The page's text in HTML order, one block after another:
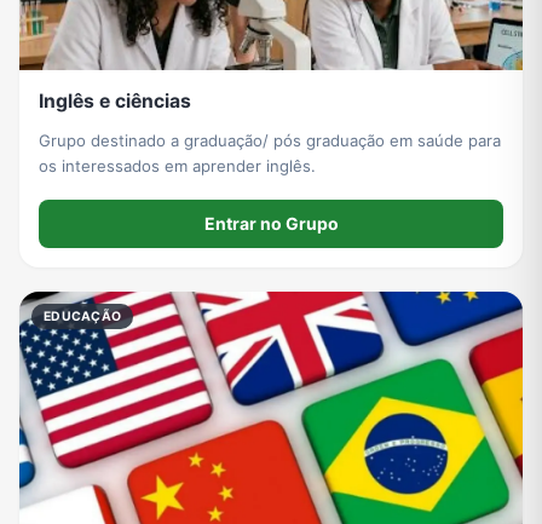
Inglês e ciências
Grupo destinado a graduação/ pós graduação em saúde para
os interessados em aprender inglês.
Entrar no Grupo
EDUCAÇÃO